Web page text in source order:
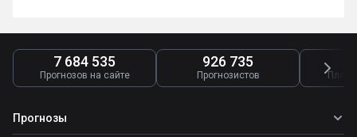
7 684 535
Прогнозов на сайте
926 735
Прогнозистов
Прогнозы